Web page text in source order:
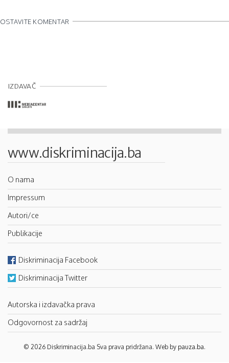
OSTAVITE KOMENTAR
IZDAVAČ
www.diskriminacija.ba
O nama
Impressum
Autori/ce
Publikacije
Diskriminacija Facebook
Diskriminacija Twitter
Autorska i izdavačka prava
Odgovornost za sadržaj
© 2026 Diskriminacija.ba Sva prava pridržana. Web by pauza.ba.